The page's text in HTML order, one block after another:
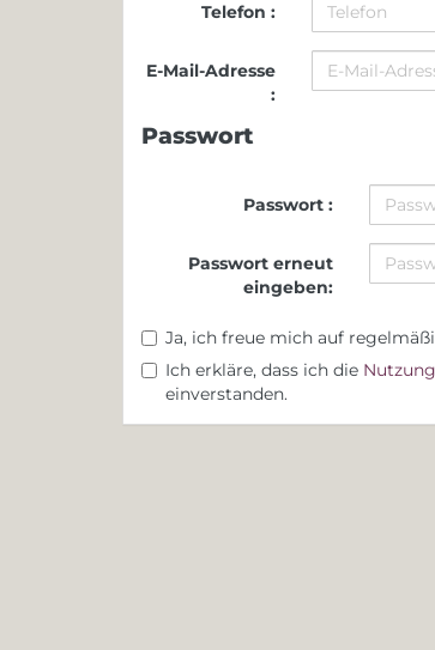
Telefon :
E-Mail-Adresse
:
Passwort
Passwort :
Passwort erneut
eingeben:
Ja, ich freue mich auf
Ich erkläre, dass ich die
einverstanden.